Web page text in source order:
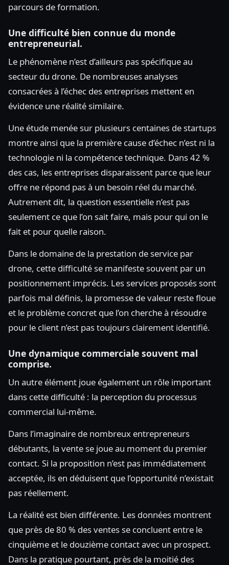
parcours de formation.
Une difficulté bien connue du monde
entrepreneurial.
Le phénomène n’est d’ailleurs pas spécifique au
secteur du drone. De nombreuses analyses
consacrées à l’échec des entreprises mettent en
évidence une réalité similaire.
Une étude menée sur plusieurs centaines de startups
montre ainsi que la première cause d’échec n’est ni la
technologie ni la compétence technique. Dans 42 %
des cas, les entreprises disparaissent parce que leur
offre ne répond pas à un besoin réel du marché.
Autrement dit, la question essentielle n’est pas
seulement ce que l’on sait faire, mais pour qui on le
fait et pour quelle raison.
Dans le domaine de la prestation de service par
drone, cette difficulté se manifeste souvent par un
positionnement imprécis. Les services proposés sont
parfois mal définis, la promesse de valeur reste floue
et le problème concret que l’on cherche à résoudre
pour le client n’est pas toujours clairement identifié.
Une dynamique commerciale souvent mal
comprise.
Un autre élément joue également un rôle important
dans cette difficulté : la perception du processus
commercial lui-même.
Dans l’imaginaire de nombreux entrepreneurs
débutants, la vente se joue au moment du premier
contact. Si la proposition n’est pas immédiatement
acceptée, ils en déduisent que l’opportunité n’existait
pas réellement.
La réalité est bien différente. Les données montrent
que près de 80 % des ventes se concluent entre le
cinquième et le douzième contact avec un prospect.
Dans la pratique pourtant, près de la moitié des